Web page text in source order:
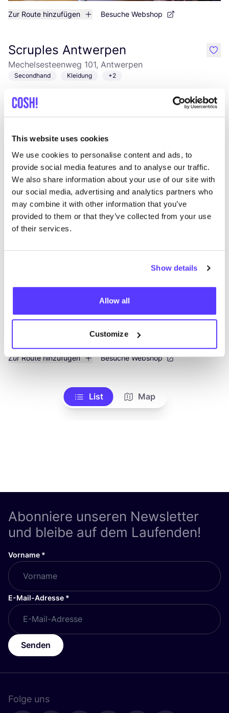
This website uses cookies
We use cookies to personalise content and ads, to
provide social media features and to analyse our traffic.
We also share information about your use of our site with
our social media, advertising and analytics partners who
may combine it with other information that you’ve
provided to them or that they’ve collected from your use
of their services.
Show details
Allow all
Customize
Zur Route hinzufügen Besuche Webshop
Scruples Antwerpen
Mechelsesteenweg 101, Antwerpen
Secondhand Kleidung +2
Zur Route hinzufügen Besuche Webshop
like
Stock Antwerp
Zur Route hinzufügen Besuche Webshop
List Map
Abonniere unseren Newsletter
und bleibe auf dem Laufenden!
Vorname *
E-Mail-Adresse *
Senden
Folge uns